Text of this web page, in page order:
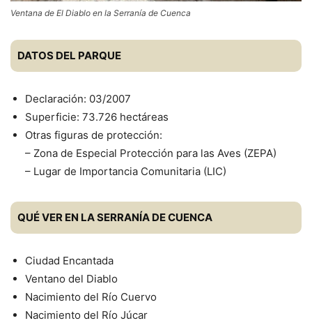
Ventana de El Diablo en la Serranía de Cuenca
DATOS DEL PARQUE
Declaración: 03/2007
Superficie: 73.726 hectáreas
Otras figuras de protección:
– Zona de Especial Protección para las Aves (ZEPA)
– Lugar de Importancia Comunitaria (LIC)
QUÉ VER EN LA SERRANÍA DE CUENCA
Ciudad Encantada
Ventano del Diablo
Nacimiento del Río Cuervo
Nacimiento del Río Júcar